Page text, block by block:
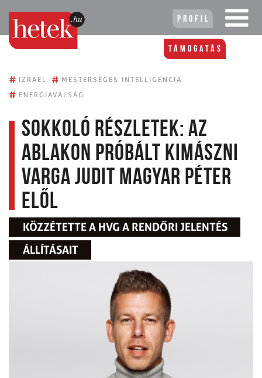
Profil
Támogatás
# IZRAEL # MESTERSÉGES INTELLIGENCIA
# ENERGIAVÁLSÁG
Sokkoló részletek: az
ablakon próbált kimászni
Varga Judit Magyar Péter
elől
KÖZZÉTETTE A HVG A RENDŐRI JELENTÉS
ÁLLÍTÁSAIT